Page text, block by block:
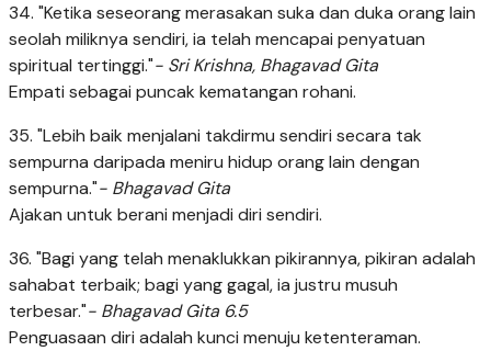
34. "Ketika seseorang merasakan suka dan duka orang lain
seolah miliknya sendiri, ia telah mencapai penyatuan
spiritual tertinggi."- Sri Krishna, Bhagavad Gita
Empati sebagai puncak kematangan rohani.
35. "Lebih baik menjalani takdirmu sendiri secara tak
sempurna daripada meniru hidup orang lain dengan
sempurna."- Bhagavad Gita
Ajakan untuk berani menjadi diri sendiri.
36. "Bagi yang telah menaklukkan pikirannya, pikiran adalah
sahabat terbaik; bagi yang gagal, ia justru musuh
terbesar."- Bhagavad Gita 6.5
Penguasaan diri adalah kunci menuju ketenteraman.